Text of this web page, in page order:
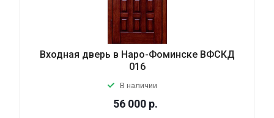
Входная дверь в Наро-Фоминске ВФСКД
016
В наличии
56 000 р.